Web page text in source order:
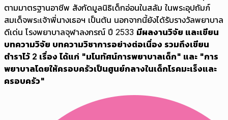
ตามมาตรฐานอาชีพ สังกัดมูลนิธิเด็กอ่อนในสลัม ในพระอุปถัมภ์
สมเด็จพระเจ้าพี่นางเธอฯ เป็นต้น นอกจากนี้ยังได้รับรางวัลพยาบาล
ดีเด่น โรงพยาบาลจุฬาลงกรณ์ ปี 2533 มีผลงานวิจัย และเขียน
บทความวิจัย บทความวิชาการอย่างต่อเนื่อง รวมถึงเขียน
ตำราไว้ 2 เรื่อง ได้แก่ "มโนทัศน์การพยาบาลเด็ก" และ "การ
พยาบาลโดยให้ครอบครัวเป็นศูนย์กลางในเด็กโรคมะเร็งและ
ครอบครัว"